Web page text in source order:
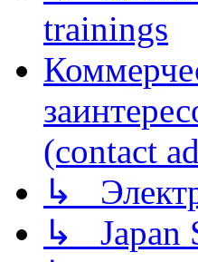
trainings
(contact
↳
↳ Japan